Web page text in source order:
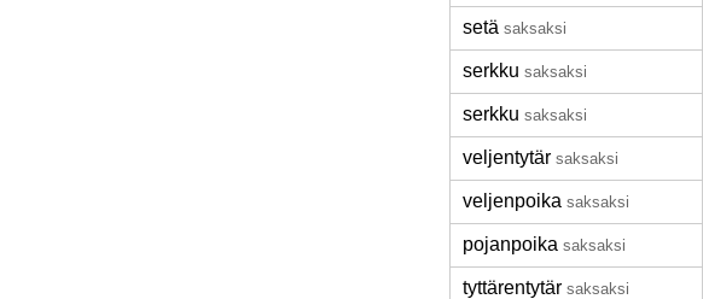
setä saksaksi
serkku saksaksi
serkku saksaksi
veljentytär saksaksi
veljenpoika saksaksi
pojanpoika saksaksi
tyttärentytär saksaksi